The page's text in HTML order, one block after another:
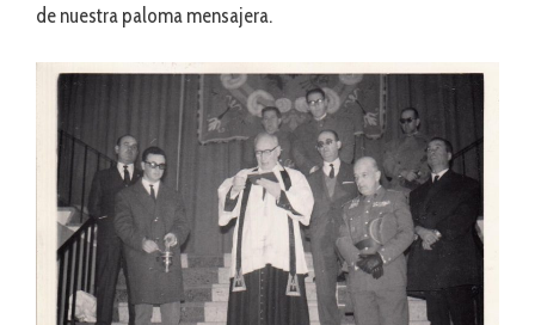
de nuestra paloma mensajera.